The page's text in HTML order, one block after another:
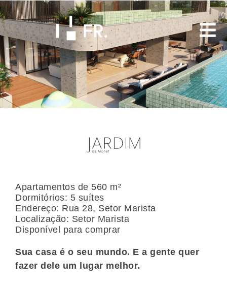
Apartamentos de 560 m²
Dormitórios: 5 suítes
Endereço: Rua 28, Setor Marista
Localização: Setor Marista
Disponível para comprar
Sua casa é o seu mundo. E a gente quer
fazer dele um lugar melhor.